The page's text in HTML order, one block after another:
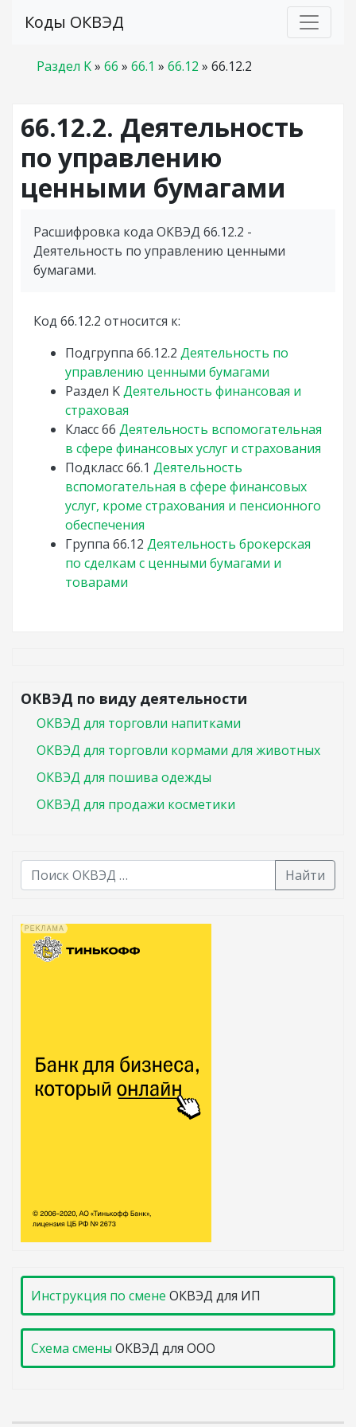
Коды ОКВЭД
Раздел K» 66 » 66.1 » 66.12 » 66.12.2
66.12.2. Деятельность
по управлению
ценными бумагами
Расшифровка кода ОКВЭД 66.12.2 -
Деятельность по управлению ценными
бумагами.
Код 66.12.2 относится к:
Подгруппа 66.12.2 Деятельность по
управлению ценными бумагами
Раздел KДеятельность финансовая и
страховая
Класс66 Деятельность вспомогательная
в сфере финансовых услуг и страхования
Подкласс66.1 Деятельность
вспомогательная в сфере финансовых
услуг, кроме страхования и пенсионного
обеспечения
Группа 66.12 Деятельность брокерская
по сделкам с ценными бумагами и
товарами
ОКВЭД по виду деятельности
ОКВЭД для торговли напитками
ОКВЭД для торговли кормами для животных
ОКВЭД для пошива одежды
ОКВЭД для продажи косметики
Найти
В списке найденных результатов используйте
Инструкция по смене ОКВЭД для ИП
Схема смены ОКВЭД для ООО